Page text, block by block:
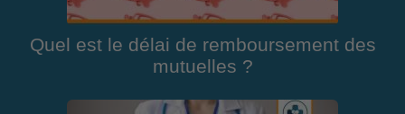
Quel est le délai de remboursement des
mutuelles ?